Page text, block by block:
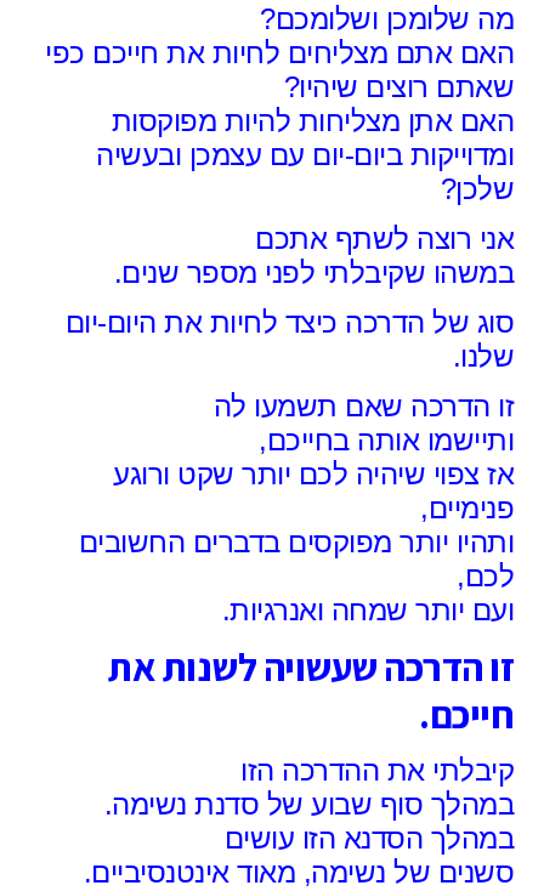
מה שלומכן ושלומכם?
האם אתם מצליחים לחיות את חייכם כפי
שאתם רוצים שיהיו?
האם אתן מצליחות להיות מפוקסות
ומדוייקותביום-יום עם עצמכן ובעשיה
שלכן?
אני רוצה לשתף אתכם
במשהו שקיבלתי לפני מספר שנים.
סוג של הדרכה כיצד לחיות את היום-יום
שלנו.
זו הדרכה שאם תשמעו לה
ותיישמו אותה בחייכם,
אז צפוי שיהיה לכם יותר שקט ורוגע
פנימיים,
ותהיו יותר מפוקסים בדברים החשובים
לכם,
ועם יותר שמחה ואנרגיות.
זו הדרכה שעשויה לשנות את
חייכם.
קיבלתי את ההדרכה הזו
במהלך סוף שבוע של סדנת נשימה.
במהלך הסדנא הזו עושים
סשנים של נשימה, מאוד אינטנסיביים.